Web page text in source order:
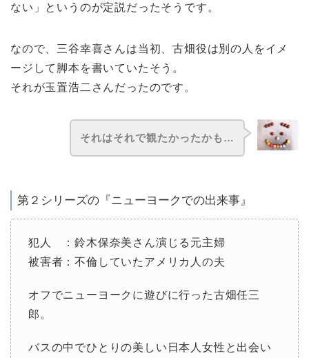
ない」というのが定説だったそうです。
なので、三谷幸喜さんは当初、古畑役は別の人をイメ
ージして脚本を書いていたそう。
それが玉置浩二さんだったのです。
それはそれで観たかったかも…
第２シリーズの『ニューヨークでの出来事』
犯人 ：鈴木保奈美さん演じる元主婦
被害者：不倫していたアメリカ人の夫
オフでニューヨークに遊びに行った古畑任三
郎。
バスの中でひとりの美しい日本人女性と出会い